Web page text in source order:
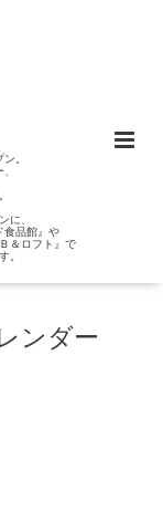
。
ンに、
食品館』や
＆ロフト』で
。
ンダー